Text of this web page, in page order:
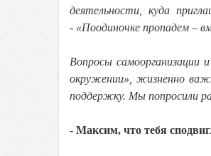
деятельности, куда
- «Поодиночке пропадем –
Вопросы самоорганизации
окружении», жизненно
поддержку. Мы попросили
- Максим, что тебя